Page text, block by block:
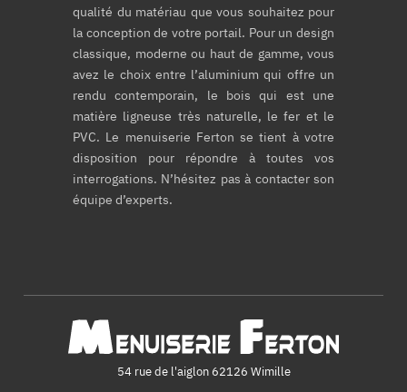
qualité du matériau que vous souhaitez pour
la conception de votre portail. Pour un design
classique, moderne ou haut de gamme, vous
avez le choix entre l’aluminium qui offre un
rendu contemporain, le bois qui est une
matière ligneuse très naturelle, le fer et le
PVC. Le menuiserie Ferton se tient à votre
disposition pour répondre à toutes vos
interrogations. N’hésitez pas à contacter son
équipe d’experts.
54 rue de l'aiglon 62126 Wimille